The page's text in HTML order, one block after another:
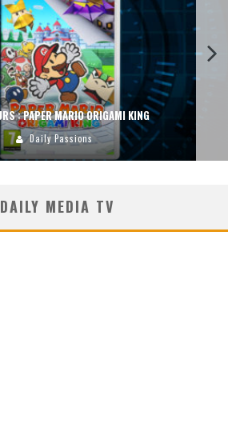
CONCOURS : DREAMS SUR PS4
Carlos Mühlig
DAILY MEDIA TV